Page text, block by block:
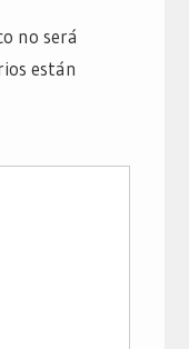
no será
están